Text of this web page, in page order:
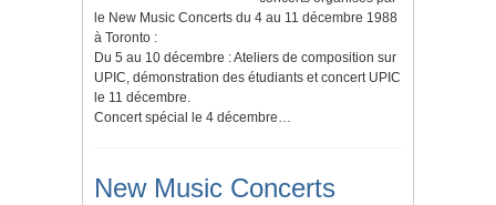
le New Music Concerts du 4 au 11 décembre 1988
à Toronto :
Du 5 au 10 décembre : Ateliers de composition sur
UPIC, démonstration des étudiants et concert UPIC
le 11 décembre.
Concert spécial le 4 décembre…
New Music Concerts